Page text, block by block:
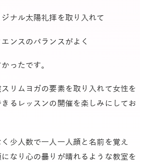
ナル太陽礼拝を取り入れて
ンスのバランスがよく
ったです。
リムヨガの要素を取り入れて女性を
きるレッスンの開催を楽しみにしてお
く少人数で一人一人顔と名前を覚え
なり心の曇りが晴れるような教室を